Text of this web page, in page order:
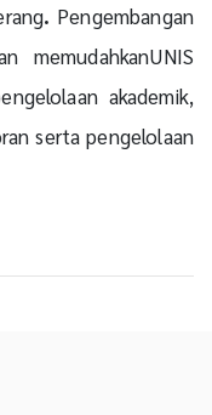
. Pengembangan
memudahkanUNIS
akademik,
serta pengelolaan